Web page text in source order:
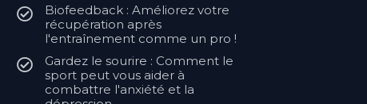
Biofeedback : Améliorez votre
récupération après
l'entraînement comme un pro !
Gardez le sourire : Comment le
sport peut vous aider à
combattre l'anxiété et la